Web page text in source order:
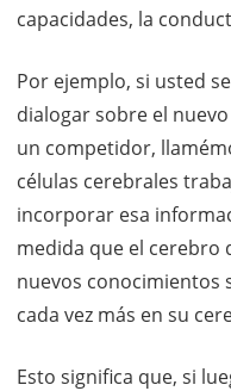
capacidades, la
Por ejemplo, si usted
dialogar sobre el
un competidor,
células cerebrales
incorporar esa
medida que el
nuevos conocimientos
cada vez más en su
Esto significa que, si